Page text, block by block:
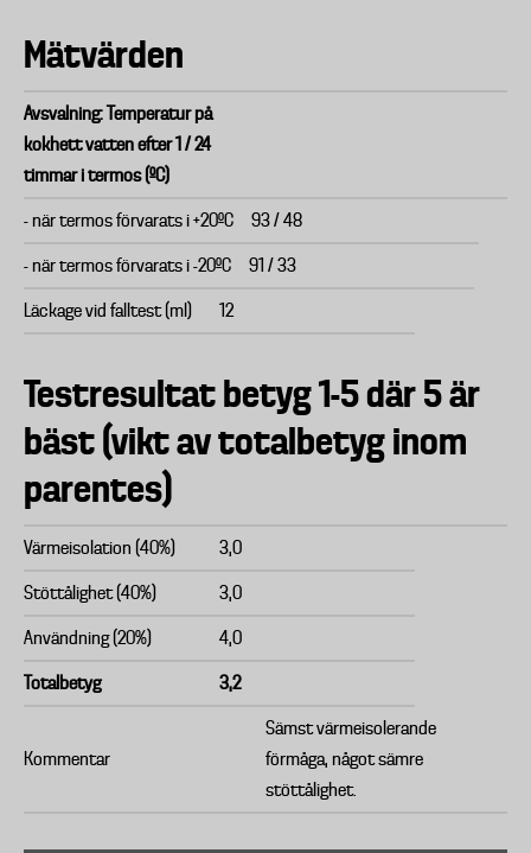
Mätvärden
Avsvalning: Temperatur på
kokhett vatten efter 1 / 24
timmar i termos (ºC)
- när termos förvarats i +20ºC 93 / 48
- när termos förvarats i -20ºC 91 / 33
Läckage vid falltest (ml) 12
Testresultat betyg 1-5 där 5 är
bäst (vikt av totalbetyg inom
parentes)
Värmeisolation (40%) 3,0
Stöttålighet (40%) 3,0
Användning (20%) 4,0
Totalbetyg 3,2
Kommentar
Sämst värmeisolerande
förmåga, något sämre
stöttålighet.